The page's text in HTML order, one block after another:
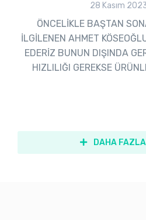
28 Kasım
ÖNCELİKLE BAŞTAN
İLGİLENEN AHMET
EDERİZ BUNUN DIŞINDA
HIZLILIĞI GEREKSE
DAHA